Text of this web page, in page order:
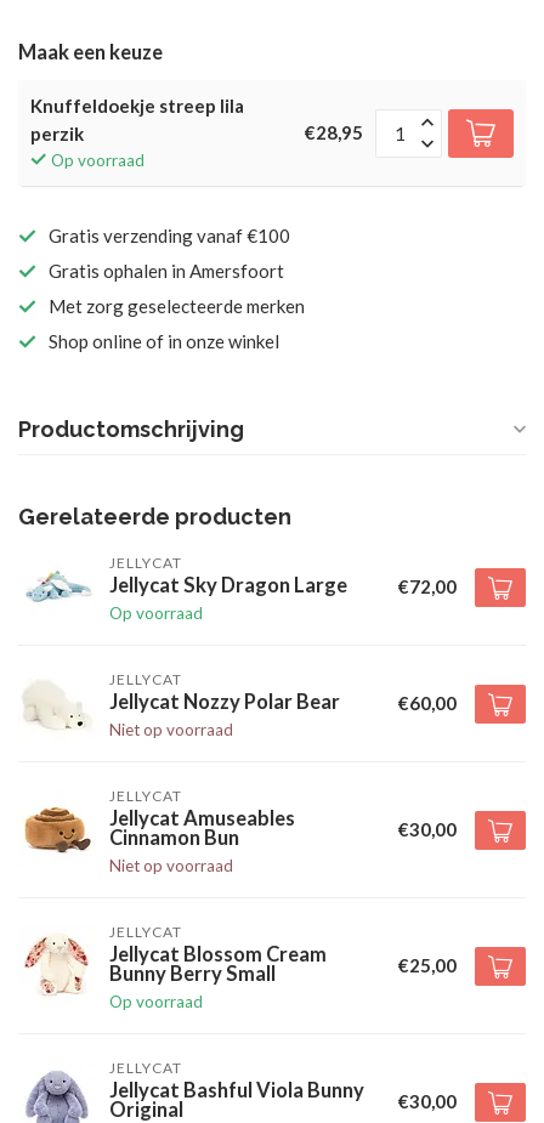
Maak een keuze
Knuffeldoekje streep lila
perzik
Op voorraad
€28,95
Gratis verzending vanaf €100
Gratis ophalen in Amersfoort
Met zorg geselecteerde merken
Shop online of in onze winkel
Productomschrijving
Gerelateerde producten
JELLYCAT
Jellycat Sky Dragon Large
Op voorraad
€72,00
JELLYCAT
Jellycat Nozzy Polar Bear
Niet op voorraad
€60,00
JELLYCAT
Jellycat Amuseables
Cinnamon Bun
Niet op voorraad
€30,00
JELLYCAT
Jellycat Blossom Cream
Bunny Berry Small
Op voorraad
€25,00
JELLYCAT
Jellycat Bashful Viola Bunny
Original
€30,00